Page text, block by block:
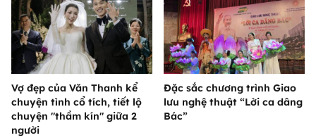
Vợ đẹp của Văn Thanh kể
chuyện tình cổ tích, tiết lộ
chuyện "thầm kín" giữa 2
người
Đặc sắc chương trình Giao
lưu nghệ thuật “Lời ca dâng
Bác”